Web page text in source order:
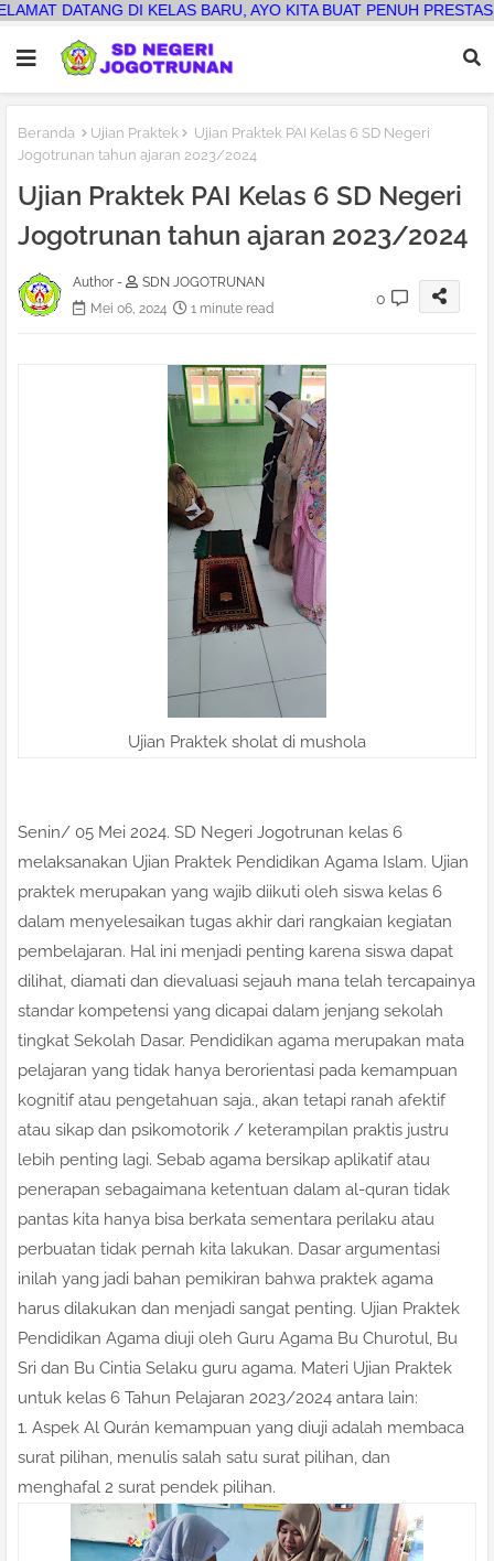
DI KELAS BARU, AYO KITA BUAT PENUH PRESTASI
Beranda Ujian Praktek
Ujian Praktek PAI Kelas 6 SD Negeri
Jogotrunan tahun ajaran 2023/2024
Ujian Praktek PAI Kelas 6 SD Negeri
Jogotrunan tahun ajaran 2023/2024
Author -
SDN JOGOTRUNAN
Mei 06, 2024
1 minute read
0
Ujian Praktek sholat di mushola
Senin/ 05 Mei 2024. SD Negeri Jogotrunan kelas 6
melaksanakan Ujian Praktek Pendidikan Agama Islam. Ujian
praktek merupakan yang wajib diikuti oleh siswa kelas 6
dalam menyelesaikan tugas akhir dari rangkaian kegiatan
pembelajaran. Hal ini menjadi penting karena siswa dapat
dilihat, diamati dan dievaluasi sejauh mana telah tercapainya
standar kompetensi yang dicapai dalam jenjang sekolah
tingkat Sekolah Dasar. Pendidikan agama merupakan mata
pelajaran yang tidak hanya berorientasi pada kemampuan
kognitif atau pengetahuan saja., akan tetapi ranah afektif
atau sikap dan psikomotorik / keterampilan praktis justru
lebih penting lagi. Sebab agama bersikap aplikatif atau
penerapan sebagaimana ketentuan dalam al-quran tidak
pantas kita hanya bisa berkata sementara perilaku atau
perbuatan tidak pernah kita lakukan. Dasar argumentasi
inilah yang jadi bahan pemikiran bahwa praktek agama
harus dilakukan dan menjadi sangat penting. Ujian Praktek
Pendidikan Agama diuji oleh Guru Agama Bu Churotul, Bu
Sri dan Bu Cintia Selaku guru agama. Materi Ujian Praktek
untuk kelas 6 Tahun Pelajaran 2023/2024 antara lain:
1. Aspek Al Qurán kemampuan yang diuji adalah membaca
surat pilihan, menulis salah satu surat pilihan, dan
menghafal 2 surat pendek pilihan.